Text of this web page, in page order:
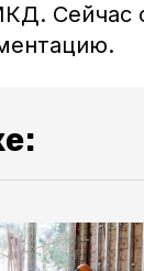
Сейчас